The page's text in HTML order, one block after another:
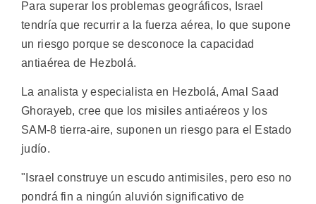
Para superar los problemas geográficos, Israel
tendría que recurrir a la fuerza aérea, lo que supone
un riesgo porque se desconoce la capacidad
antiaérea de Hezbolá.
La analista y especialista en Hezbolá, Amal Saad
Ghorayeb, cree que los misiles antiaéreos y los
SAM-8 tierra-aire, suponen un riesgo para el Estado
judío.
"Israel construye un escudo antimisiles, pero eso no
pondrá fin a ningún aluvión significativo de